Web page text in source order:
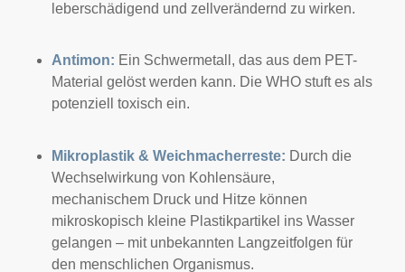
leberschädigend und zellverändernd zu wirken.
Antimon: Ein Schwermetall, das aus dem PET-
Material gelöst werden kann. Die WHO stuft es als
potenziell toxisch ein.
Mikroplastik & Weichmacherreste: Durch die
Wechselwirkung von Kohlensäure,
mechanischem Druck und Hitze können
mikroskopisch kleine Plastikpartikel ins Wasser
gelangen – mit unbekannten Langzeitfolgen für
den menschlichen Organismus.